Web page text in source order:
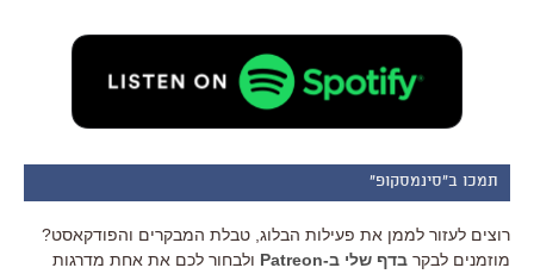
תמכו ב"סינמסקופ"
רוצים לעזור לממן את פעילות הבלוג, טבלת המבקרים והפודקאסט?
מוזמנים לבקר בדף שלי ב-Patreon
ולבחור לכם את אחת מדרגות